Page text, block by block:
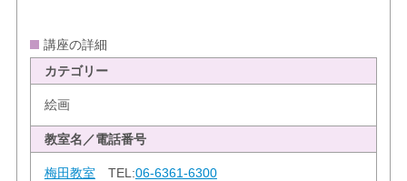
講座の詳細
カテゴリー
絵画
教室名／電話番号
梅田教室 TEL:06-6361-6300